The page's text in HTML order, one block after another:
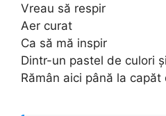
Vreau să respir
Aer curat
Ca să mă inspir
Dintr-un pastel de culori
Rămân aici până la